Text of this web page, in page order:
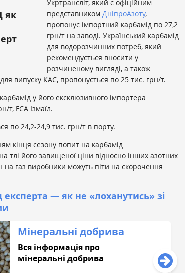
як
Укртрансліт, який є офіційним
представником ДніпроАзоту,
пропонує імпортний карбамід по 27,2
грн/т на заводі. Український карбамід
для водорозчинних потреб, який
рекомендується вносити у
розчиненому вигляді, а також
випуску КАС, пропонується по 25 тис. грн/т.
у його ексклюзивного імпортера
т, FCA Ізмаїл.
по 24,2-24,9 тис. грн/т в порту.
кінця сезону попит на карбамід
тлі його завищеної ціни відносно інших азотних
газ виробники можуть піти на скорочення
експерта — як не «лоханутись» зі
Мінеральні добрива
Вся інформація про
мінеральні добрива